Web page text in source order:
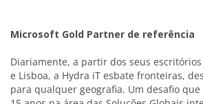
Microsoft Gold Partner de referência
Diariamente, a partir dos seus escritórios
e Lisboa, a Hydra iT esbate fronteiras,
para qualquer geografia. Um desafio